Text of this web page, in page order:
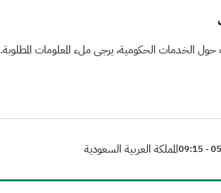
الخدمات الحكومية، يرجى ملء المعلومات المطلوبة.
المملكة العربية السعودية